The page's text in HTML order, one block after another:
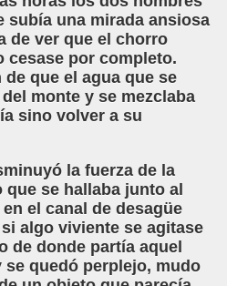
subía una mirada ansiosa
de ver que el chorro
cesase por completo.
de que el agua que se
monte y se mezclaba
sino volver a su
la fuerza de la
se hallaba junto al
el canal de desagüe
algo viviente se agitase
de donde partía aquel
quedó perplejo, mudo
Sospedra)